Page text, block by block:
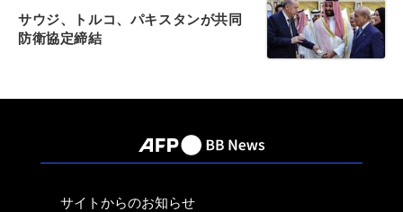
サウジ、トルコ、パキスタンが共同
防衛協定締結
サイトからのお知らせ